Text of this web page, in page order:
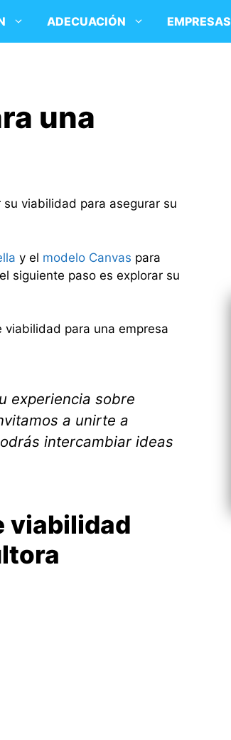
ADECUACIÓN EMPRESAS
una
viabilidad para asegurar su
y el modelo Canvas para
siguiente paso es explorar su
viabilidad para una empresa
experiencia sobre
a unirte a
intercambiar ideas
viabilidad